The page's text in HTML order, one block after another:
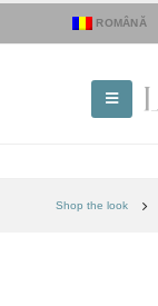
ROMÂNĂ
Shop the look